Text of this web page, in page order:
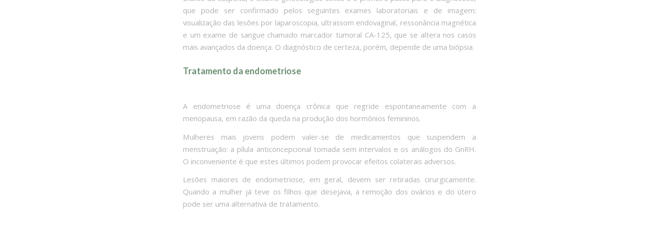
que pode ser confirmado pelos seguintes exames laboratoriais e de imagem:
visualização das lesões por laparoscopia, ultrassom endovaginal, ressonância magnética
e um exame de sangue chamado marcador tumoral CA-125, que se altera nos casos
mais avançados da doença. O diagnóstico de certeza, porém, depende de uma biópsia.
Tratamento da endometriose
A endometriose é uma doença crônica que regride espontaneamente com a
menopausa, em razão da queda na produção dos hormônios femininos.
Mulheres mais jovens podem valer-se de medicamentos que suspendem a
menstruação: a pílula anticoncepcional tomada sem intervalos e os análogos do GnRH.
O inconveniente é que estes últimos podem provocar efeitos colaterais adversos.
Lesões maiores de endometriose, em geral, devem ser retiradas cirurgicamente.
Quando a mulher já teve os filhos que desejava, a remoção dos ovários e do útero
pode ser uma alternativa de tratamento.